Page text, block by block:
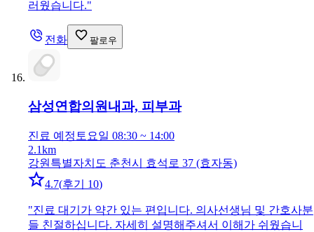
러웠습니다."
전화 팔로우
삼성연합의원 내과, 피부과
진료 예정 토요일 08:30 ~ 14:00
2.1km
강원특별자치도 춘천시 효석로 37 (효자동)
4.7(후기 10)
"진료 대기가 약간 있는 편입니다. 의사선생님 및 간호사분
들 친절하십니다. 자세히 설명해주셔서 이해가 쉬웠습니